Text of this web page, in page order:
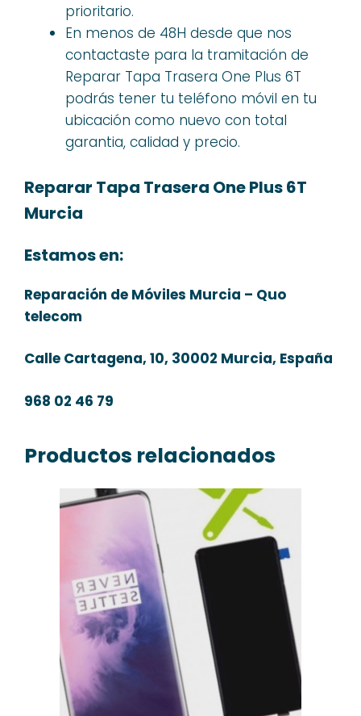
prioritario.
En menos de 48H desde que nos
contactaste para la tramitación de
Reparar Tapa Trasera One Plus 6T
podrás tener tu teléfono móvil en tu
ubicación como nuevo con total
garantia, calidad y precio.
Reparar Tapa Trasera One Plus 6T
Murcia
Estamos en:
Reparación de Móviles Murcia – Quo
telecom
Calle Cartagena, 10, 30002 Murcia, España
968 02 46 79
Productos relacionados